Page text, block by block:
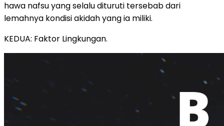
hawa nafsu yang selalu dituruti tersebab dari
lemahnya kondisi akidah yang ia miliki.
KEDUA: Faktor Lingkungan.